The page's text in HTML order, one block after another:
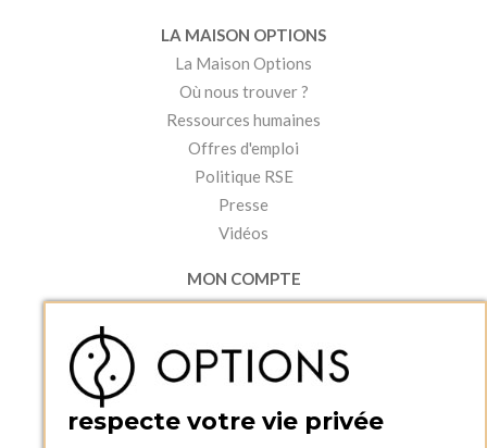
LA MAISON OPTIONS
La Maison Options
Où nous trouver ?
Ressources humaines
Offres d'emploi
Politique RSE
Presse
Vidéos
MON COMPTE
Accéder à mon compte
Créer un compte
PRATIQUE
Catalogues et bons de commande
respecte votre vie privée